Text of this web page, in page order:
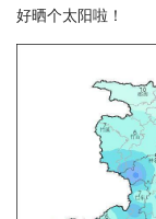
好晒个太阳啦！